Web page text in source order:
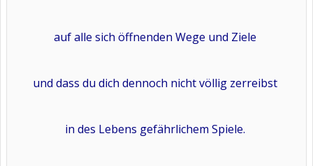
auf alle sich öffnenden Wege und Ziele
und dass du dich dennoch nicht völlig zerreibst
in des Lebens gefährlichem Spiele.